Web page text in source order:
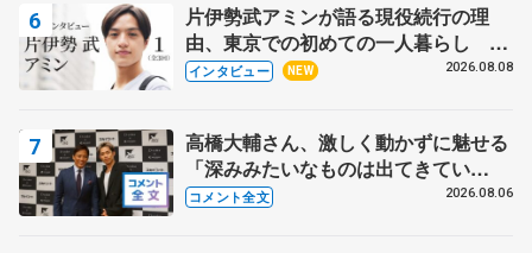
片伊勢武アミンが語る現役続行の理
由、東京での初めての一人暮らし 注
目スケーターの「今」に迫る
インタビュー NEW 2026.08.08
高橋大輔さん、激しく動かずに魅せる
「深みみたいなものは出てきてい
る？」 〝兄さん〟と慕うレジェンド
コメント全文 2026.08.06